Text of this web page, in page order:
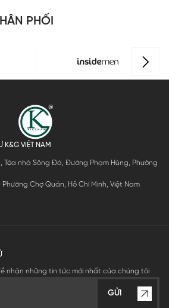
PHỐI
K&G VIỆT NAM
Tòa nhà Sông Đà, Đường Phạm Hùng, Phường
Chợ Quán, Hồ Chí Minh, Việt Nam
nhận những tin tức mới nhất của chúng tôi
GỬI